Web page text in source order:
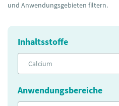
und Anwendungsgebieten filtern.
Inhaltsstoffe
Calcium
Anwendungsbereiche